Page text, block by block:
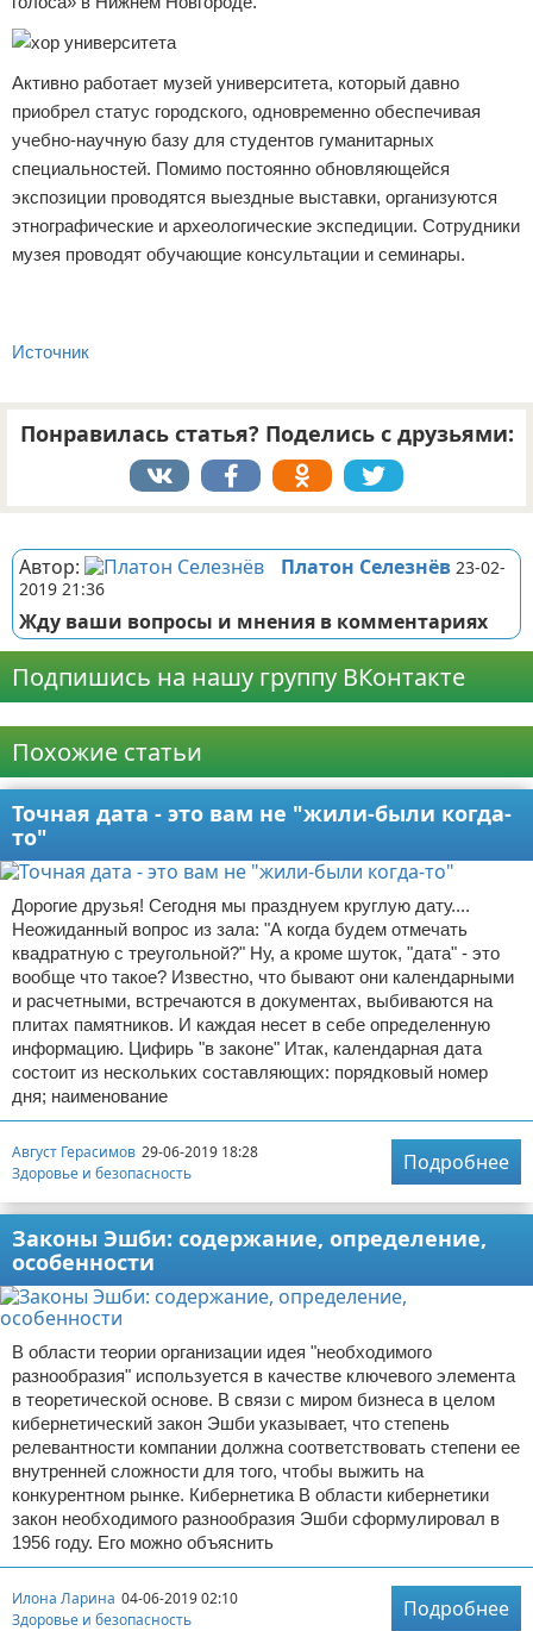
Активно работает музей университета, который давно
приобрел статус городского, одновременно обеспечивая
учебно-научную базу для студентов гуманитарных
специальностей. Помимо постоянно обновляющейся
экспозиции проводятся выездные выставки, организуются
этнографические и археологические экспедиции. Сотрудники
музея проводят обучающие консультации и семинары.
Источник
Понравилась статья? Поделись с друзьями:
Автор: Платон Селезнёв 23-02-
2019 21:36
Жду ваши вопросы и мнения в комментариях
Подпишись на нашу группу ВКонтакте
Похожие статьи
Точная дата - это вам не "жили-были когда-
то"
Дорогие друзья! Сегодня мы празднуем круглую дату....
Неожиданный вопрос из зала: "А когда будем отмечать
квадратную с треугольной?" Ну, а кроме шуток, "дата" - это
вообще что такое? Известно, что бывают они календарными
и расчетными, встречаются в документах, выбиваются на
плитах памятников. И каждая несет в себе определенную
информацию. Цифирь "в законе" Итак, календарная дата
состоит из нескольких составляющих: порядковый номер
дня; наименование
Август Герасимов 29-06-2019 18:28
Здоровье и безопасность
Подробнее
Законы Эшби: содержание, определение,
особенности
В области теории организации идея "необходимого
разнообразия" используется в качестве ключевого элемента
в теоретической основе. В связи с миром бизнеса в целом
кибернетический закон Эшби указывает, что степень
релевантности компании должна соответствовать степени ее
внутренней сложности для того, чтобы выжить на
конкурентном рынке. Кибернетика В области кибернетики
закон необходимого разнообразия Эшби сформулировал в
1956 году. Его можно объяснить
Илона Ларина 04-06-2019 02:10
Здоровье и безопасность
Подробнее